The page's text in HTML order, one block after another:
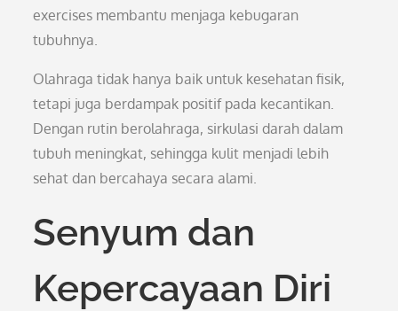
exercises membantu menjaga kebugaran
tubuhnya.
Olahraga tidak hanya baik untuk kesehatan fisik,
tetapi juga berdampak positif pada kecantikan.
Dengan rutin berolahraga, sirkulasi darah dalam
tubuh meningkat, sehingga kulit menjadi lebih
sehat dan bercahaya secara alami.
Senyum dan
Kepercayaan Diri